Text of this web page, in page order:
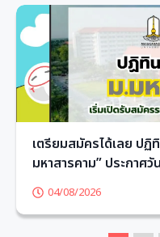
เตรียมสมัครได้เลย ปฏิ
มหาสารคาม” ประกาศ
04/08/2026